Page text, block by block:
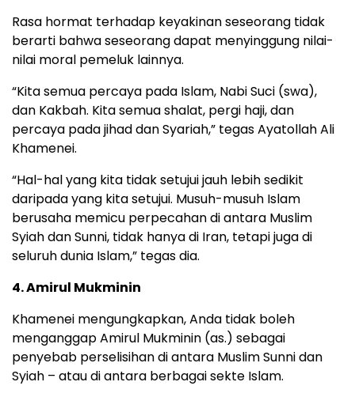
Rasa hormat terhadap keyakinan seseorang tidak
berarti bahwa seseorang dapat menyinggung nilai-
nilai moral pemeluk lainnya.
“Kita semua percaya pada Islam, Nabi Suci (swa),
dan Kakbah. Kita semua shalat, pergi haji, dan
percaya pada jihad dan Syariah,” tegas Ayatollah Ali
Khamenei.
“Hal-hal yang kita tidak setujui jauh lebih sedikit
daripada yang kita setujui. Musuh-musuh Islam
berusaha memicu perpecahan di antara Muslim
Syiah dan Sunni, tidak hanya di Iran, tetapi juga di
seluruh dunia Islam,” tegas dia.
4. Amirul Mukminin
Khamenei mengungkapkan, Anda tidak boleh
menganggap Amirul Mukminin (as.) sebagai
penyebab perselisihan di antara Muslim Sunni dan
Syiah – atau di antara berbagai sekte Islam.